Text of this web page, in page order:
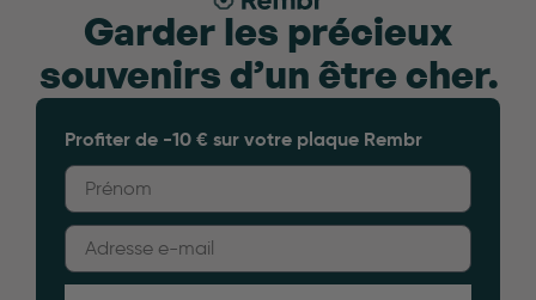
Garder les précieux
souvenirs d’un être cher.
Profiter de -10 € sur votre plaque Rembr